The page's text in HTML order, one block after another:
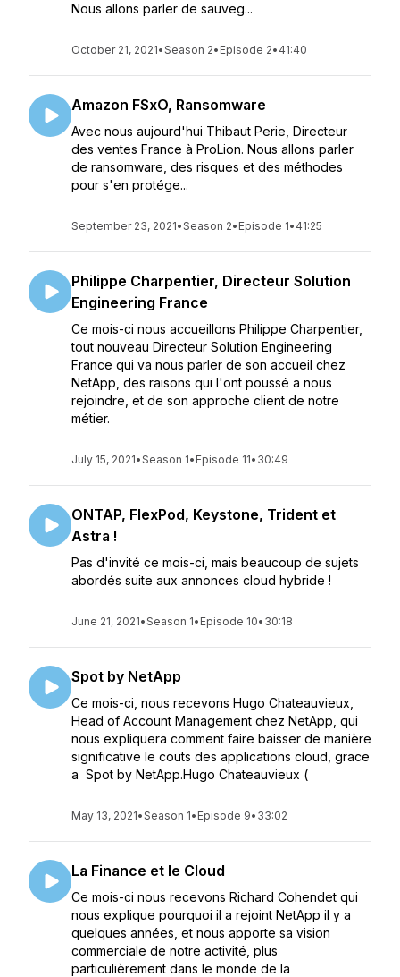
Nous allons parler de sauveg...
October 21, 2021•Season 2• Episode 2• 41:40
Amazon FSxO, Ransomware
Avec nous aujourd'hui Thibaut Perie, Directeur
des ventes France à ProLion. Nous allons parler
de ransomware, des risques et des méthodes
pour s'en protége...
September 23, 2021•Season 2• Episode 1• 41:25
Philippe Charpentier, Directeur Solution
Engineering France
Ce mois-ci nous accueillons Philippe Charpentier,
tout nouveau Directeur Solution Engineering
France qui va nous parler de son accueil chez
NetApp, des raisons qui l'ont poussé a nous
rejoindre, et de son approche client de notre
métier.
July 15, 2021•Season 1• Episode 11• 30:49
ONTAP, FlexPod, Keystone, Trident et
Astra !
Pas d'invité ce mois-ci, mais beaucoup de sujets
abordés suite aux annonces cloud hybride !
June 21, 2021•Season 1• Episode 10• 30:18
Spot by NetApp
Ce mois-ci, nous recevons Hugo Chateauvieux,
Head of Account Management chez NetApp, qui
nous expliquera comment faire baisser de manière
significative le couts des applications cloud, grace
a Spot by NetApp.Hugo Chateauvieux (
May 13, 2021•Season 1• Episode 9• 33:02
La Finance et le Cloud
Ce mois-ci nous recevons Richard Cohendet qui
nous explique pourquoi il a rejoint NetApp il y a
quelques années, et nous apporte sa vision
commerciale de notre activité, plus
particulièrement dans le monde de la